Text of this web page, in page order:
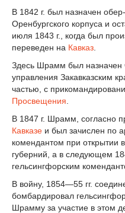
В 1842 г. был назначен
Оренбургского корпуса и
июля 1843 г., когда был
переведен на Кавказ.
Здесь Шрамм был назначен
управления Закавказским
частью, с
Просвещения
В 1847 г. Шрамм, согласно
Кавказе и был зачислен по
комендантом при открытии
губерний, а в следующем
гельсингфорским
В войну, 1854—55 гг.
бомбардировал
Шрамму за участие в этом